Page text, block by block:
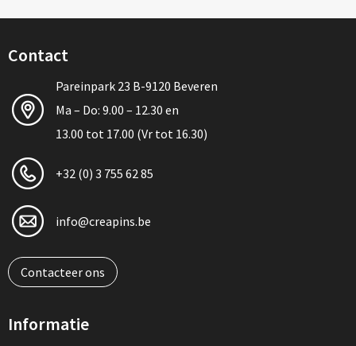
Contact
Pareinpark 23 B-9120 Beveren
Ma – Do: 9.00 – 12.30 en
13.00 tot 17.00 (Vr tot 16.30)
+32 (0) 3 755 62 85
info@creapins.be
Contacteer ons
Informatie